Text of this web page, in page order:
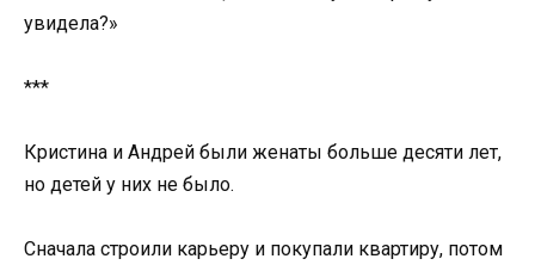
увидела?»
***
Кристина и Андрей были женаты больше десяти лет,
но детей у них не было.
Сначала строили карьеру и покупали квартиру, потом